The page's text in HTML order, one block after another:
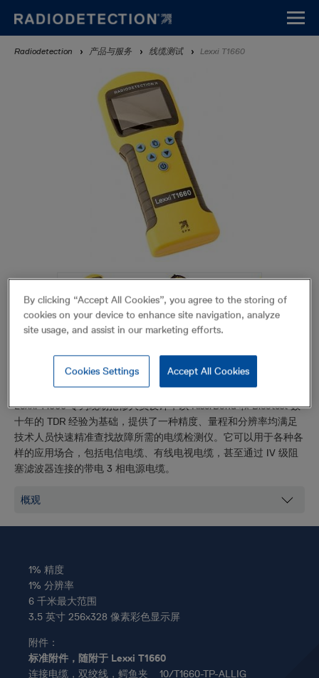
main
content
Breadcrumb
Radiodetection 产品与服务 线缆测试 Lexxi T1660
Lexxi T1660
线缆测试
Lexxi T1660 是一款用于追踪第一线故障的 TDR 产品，精确易用
Lexxi T1660 专为现场抢修人员设计，以 RiserBond 和 Bicotest 数
十年的 TDR 经验为基础，提供了一种精度、量程和分辨率均满足
技术人员快速精准查找故障所需的电缆检测仪。它可以用于各种各
样的应用场合，包括电信电缆、有线电视电缆，甚至通过 IV 级阻
塞滤波器连接的带电 3 相电源电缆。
1% 精度
1% 分辨率
6 千米最大范围
3.5 英寸 256x328 像素彩色显示屏
附件：
标准附件，随附于 Lexxi T1660
连接电缆，双绞线，鳄鱼夹 10/T1660-TP-ALLIG
By clicking “Accept All Cookies”, you agree to the storing of
cookies on your device to enhance site navigation, analyze
site usage, and assist in our marketing efforts.
Accept All Cookies
Cookies Settings